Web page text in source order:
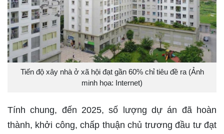
Tiến độ xây nhà ở xã hội đạt gần 60% chỉ tiêu đề ra (Ảnh
minh họa: Internet)
Tính chung, đến 2025, số lượng dự án đã hoàn
thành, khởi công, chấp thuận chủ trương đầu tư đạt